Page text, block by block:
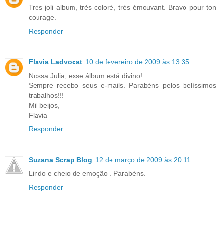
Très joli album, très coloré, très émouvant. Bravo pour ton
courage.
Responder
Flavia Ladvocat 10 de fevereiro de 2009 às 13:35
Nossa Julia, esse álbum está divino!
Sempre recebo seus e-mails. Parabéns pelos belíssimos
trabalhos!!!
Mil beijos,
Flavia
Responder
Suzana Scrap Blog 12 de março de 2009 às 20:11
Lindo e cheio de emoção . Parabéns.
Responder